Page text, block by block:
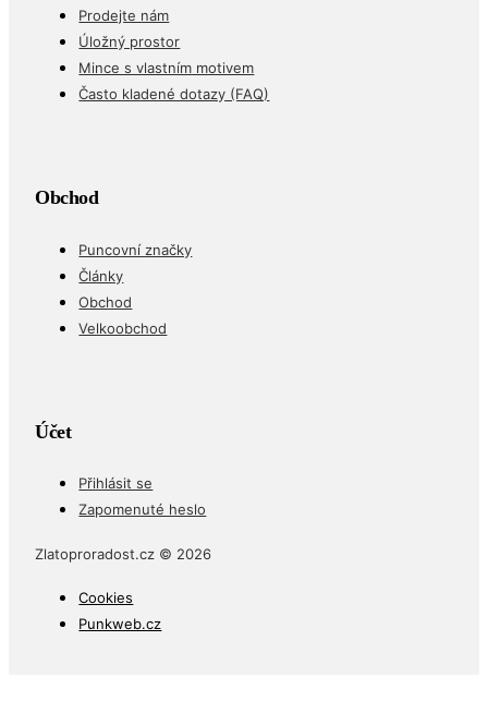
Prodejte nám
Úložný prostor
Mince s vlastním motivem
Často kladené dotazy (FAQ)
Obchod
Puncovní značky
Články
Obchod
Velkoobchod
Účet
Přihlásit se
Zapomenuté heslo
Zlatoproradost.cz © 2026
Cookies
Punkweb.cz